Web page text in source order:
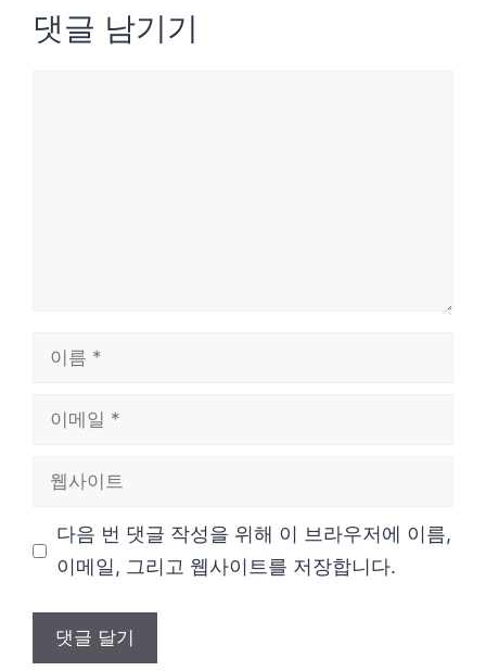
댓글 남기기
다음 번 댓글 작성을 위해 이 브라우저에 이름,
이메일, 그리고 웹사이트를 저장합니다.